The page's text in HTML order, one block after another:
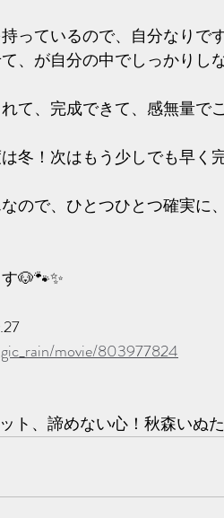
っているので、自分なりで
、が自分の中でしっかりし
て、完成できて、感無量で
冬！次はもう少しでも早く
ので、ひとつひとつ確実に
🐶🐾✨️
movie/803977824
ト、諦めない心！秋森いぬた